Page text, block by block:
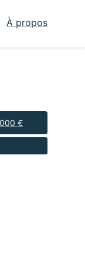
À propos
€